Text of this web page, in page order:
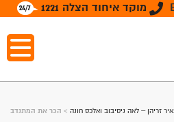
מוקד איחוד הצלה 1221
זריהן – לאה ניסיבוב ואלכס חונה > הכר את המתנדב